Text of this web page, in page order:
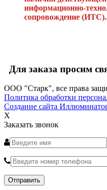
информационно-
сопровождение (ИТС).
Для заказа просим
ООО "Старк", все права
Политика обработки
Создание сайта
X
Заказать звонок